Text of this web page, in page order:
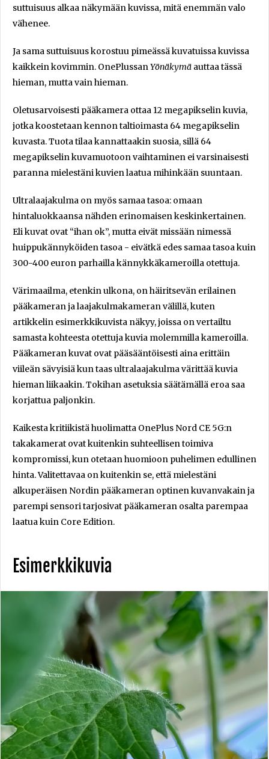
suttuisuus alkaa näkymään kuvissa, mitä enemmän valo
vähenee.
Ja sama suttuisuus korostuu pimeässä kuvatuissa kuvissa
kaikkein kovimmin. OnePlussanYönäkymä auttaa tässä
hieman, mutta vain hieman.
Oletusarvoisesti pääkamera ottaa 12 megapikselin kuvia,
jotka koostetaan kennon taltioimasta 64 megapikselin
kuvasta. Tuota tilaa kannattaakin suosia, sillä 64
megapikselin kuvamuotoon vaihtaminen ei varsinaisesti
paranna mielestäni kuvien laatua mihinkään suuntaan.
Ultralaajakulma on myös samaa tasoa: omaan
hintaluokkaansa nähden erinomaisen keskinkertainen.
Eli kuvat ovat “ihan ok”, mutta eivät missään nimessä
huippukännyköiden tasoa - eivätkä edes samaa tasoa kuin
300-400 euron parhailla kännykkäkameroilla otettuja.
Värimaailma, etenkin ulkona, on häiritsevän erilainen
pääkameran ja laajakulmakameran välillä, kuten
artikkelin esimerkkikuvista näkyy, joissa on vertailtu
samasta kohteesta otettuja kuvia molemmilla kameroilla.
Pääkameran kuvat ovat pääsääntöisesti aina erittäin
viileän sävyisiä kun taas ultralaajakulma värittää kuvia
hieman liikaakin. Tokihan asetuksia säätämällä eroa saa
korjattua paljonkin.
Kaikesta kritiikistä huolimatta OnePlus Nord CE 5G:n
takakamerat ovat kuitenkin suhteellisen toimiva
kompromissi, kun otetaan huomioon puhelimen edullinen
hinta. Valitettavaa on kuitenkin se, että mielestäni
alkuperäisen Nordin pääkameran optinen kuvanvakain ja
parempi sensori tarjosivat pääkameran osalta parempaa
laatua kuin Core Edition.
Esimerkkikuvia